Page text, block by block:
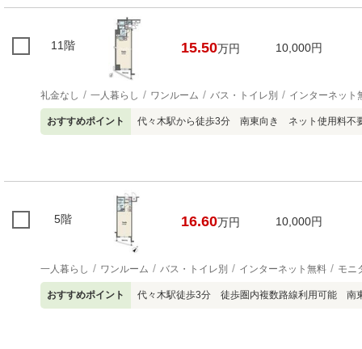
11階 15.50万円 10,000円
礼金なし 一人暮らし ワンルーム バス・トイレ別 インターネット
おすすめポイント 代々木駅から徒歩3分 南東向き ネット使用料
5階 16.60万円 10,000円
一人暮らし ワンルーム バス・トイレ別 インターネット無料 モニ
おすすめポイント 代々木駅徒歩3分 徒歩圏内複数路線利用可能